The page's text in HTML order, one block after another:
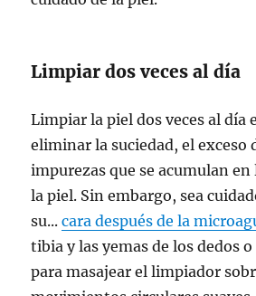
Limpiar dos veces al día
Limpiar la piel dos veces al día
eliminar la suciedad, el exceso
impurezas que se acumulan en
la piel. Sin embargo, sea
su...cara después de la
tibia y las yemas de los dedos
para masajear el limpiador